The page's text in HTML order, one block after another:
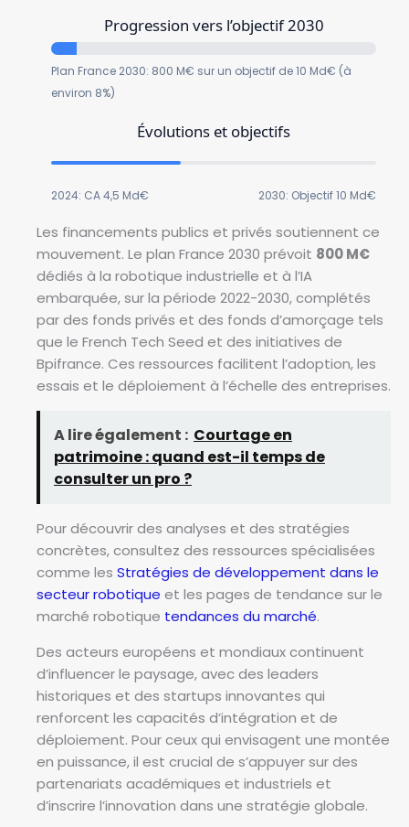
Progression vers l’objectif 2030
Plan France 2030: 800 M€ sur un objectif de 10 Md€ (à
environ 8%)
Évolutions et objectifs
2024: CA 4,5 Md€ 2030: Objectif 10 Md€
Les financements publics et privés soutiennent ce
mouvement. Le plan France 2030 prévoit 800 M€
dédiés à la robotique industrielle et à l’IA
embarquée, sur la période 2022-2030, complétés
par des fonds privés et des fonds d’amorçage tels
que le French Tech Seed et des initiatives de
Bpifrance. Ces ressources facilitent l’adoption, les
essais et le déploiement à l’échelle des entreprises.
A lire également : Courtage en
patrimoine : quand est-il temps de
consulter un pro ?
Pour découvrir des analyses et des stratégies
concrètes, consultez des ressources spécialisées
comme les Stratégies de développement dans le
secteur robotique et les pages de tendance sur le
marché robotique tendances du marché.
Des acteurs européens et mondiaux continuent
d’influencer le paysage, avec des leaders
historiques et des startups innovantes qui
renforcent les capacités d’intégration et de
déploiement. Pour ceux qui envisagent une montée
en puissance, il est crucial de s’appuyer sur des
partenariats académiques et industriels et
d’inscrire l’innovation dans une stratégie globale.